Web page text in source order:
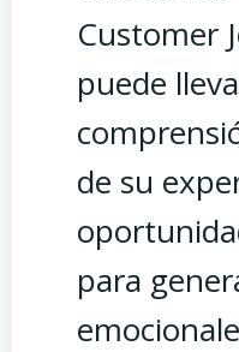
Customer
puede
de su
para